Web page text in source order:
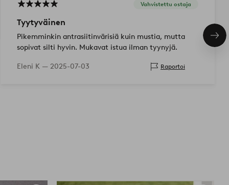
Vahvistettu ostaja
Tyytyväinen
Pikemminkin antrasiitinvärisiä kuin mustia, mutta
sopivat silti hyvin. Mukavat istua ilman tyynyjä.
Eleni K — 2025-07-03 Raportoi